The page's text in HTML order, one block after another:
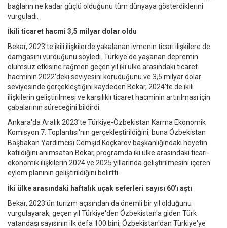
bağların ne kadar güçlü olduğunu tüm dünyaya gösterdiklerini
vurguladı.
İkili ticaret hacmi 3,5 milyar dolar oldu
Bekar, 2023'te ikili ilişkilerde yakalanan ivmenin ticari ilişkilere de
damgasını vurduğunu söyledi. Türkiye'de yaşanan depremin
olumsuz etkisine rağmen geçen yıl iki ülke arasındaki ticaret
hacminin 2022'deki seviyesini koruduğunu ve 3,5 milyar dolar
seviyesinde gerçekleştiğini kaydeden Bekar, 2024'te de ikili
ilişkilerin geliştirilmesi ve karşılıklı ticaret hacminin artırılması için
çabalarının süreceğini bildirdi.
Ankara'da Aralık 2023'te Türkiye-Özbekistan Karma Ekonomik
Komisyon 7. Toplantısı'nın gerçekleştirildiğini, buna Özbekistan
Başbakan Yardımcısı Cemşid Koçkarov başkanlığındaki heyetin
katıldığını anımsatan Bekar, programda iki ülke arasındaki ticari-
ekonomik ilişkilerin 2024 ve 2025 yıllarında geliştirilmesini içeren
eylem planının geliştirildiğini belirtti.
İki ülke arasındaki haftalık uçak seferleri sayısı 60'ı aştı
Bekar, 2023'ün turizm açısından da önemli bir yıl olduğunu
vurgulayarak, geçen yıl Türkiye'den Özbekistan'a giden Türk
vatandaşı sayısının ilk defa 100 bini, Özbekistan'dan Türkiye'ye